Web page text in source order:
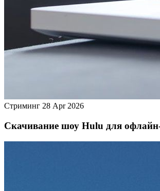
Стриминг 28 Apr 2026
Скачивание шоу Hulu для